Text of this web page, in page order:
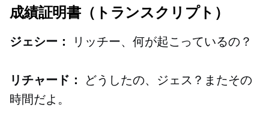
成績証明書（トランスクリプト）
ジェシー： リッチー、何が起こっているの？
リチャード：
どうしたの、ジェス？またその
時間だよ。